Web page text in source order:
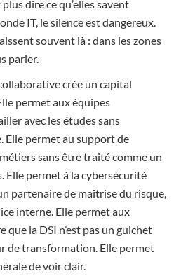
plus dire ce qu’elles savent
IT, le silence est dangereux.
souvent là : dans les zones
parler.
crée un capital
permet aux équipes
avec les études sans
Elle permet au support de
sans être traité comme un
Elle permet à la cybersécurité
partenaire de maîtrise du risque,
interne. Elle permet aux
que la DSI n’est pas un guichet
de transformation. Elle permet
de voir clair.